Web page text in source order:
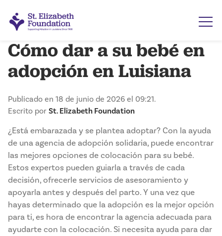
Cómo dar a su bebé en
adopción en Luisiana
Publicado en 18 de junio de 2026 el 09:21.
Escrito por St. Elizabeth Foundation
¿Está embarazada y se plantea adoptar? Con la ayuda
de una agencia de adopción solidaria, puede encontrar
las mejores opciones de colocación para su bebé.
Estos expertos pueden guiarla a través de cada
decisión, ofrecerle servicios de asesoramiento y
apoyarla antes y después del parto. Y una vez que
hayas determinado que la adopción es la mejor opción
para ti, es hora de encontrar la agencia adecuada para
ayudarte con la colocación. Si necesita ayuda para dar